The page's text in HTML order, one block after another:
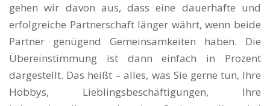
gehen wir davon aus, dass eine dauerhafte und
erfolgreiche Partnerschaft länger währt, wenn beide
Partner genügend Gemeinsamkeiten haben. Die
Übereinstimmung ist dann einfach in Prozent
dargestellt. Das heißt – alles, was Sie gerne tun, Ihre
Hobbys, Lieblingsbeschäftigungen, Ihre